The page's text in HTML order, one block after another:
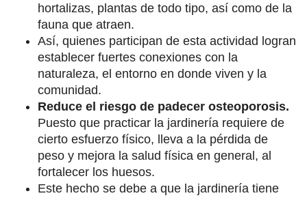
hortalizas, plantas de todo tipo, así como de la
fauna que atraen.
Así, quienes participan de esta actividad logran
establecer fuertes conexiones con la
naturaleza, el entorno en donde viven y la
comunidad.
Reduce el riesgo de padecer osteoporosis.
Puesto que practicar la jardinería requiere de
cierto esfuerzo físico, lleva a la pérdida de
peso y mejora la salud física en general, al
fortalecer los huesos.
Este hecho se debe a que la jardinería tiene